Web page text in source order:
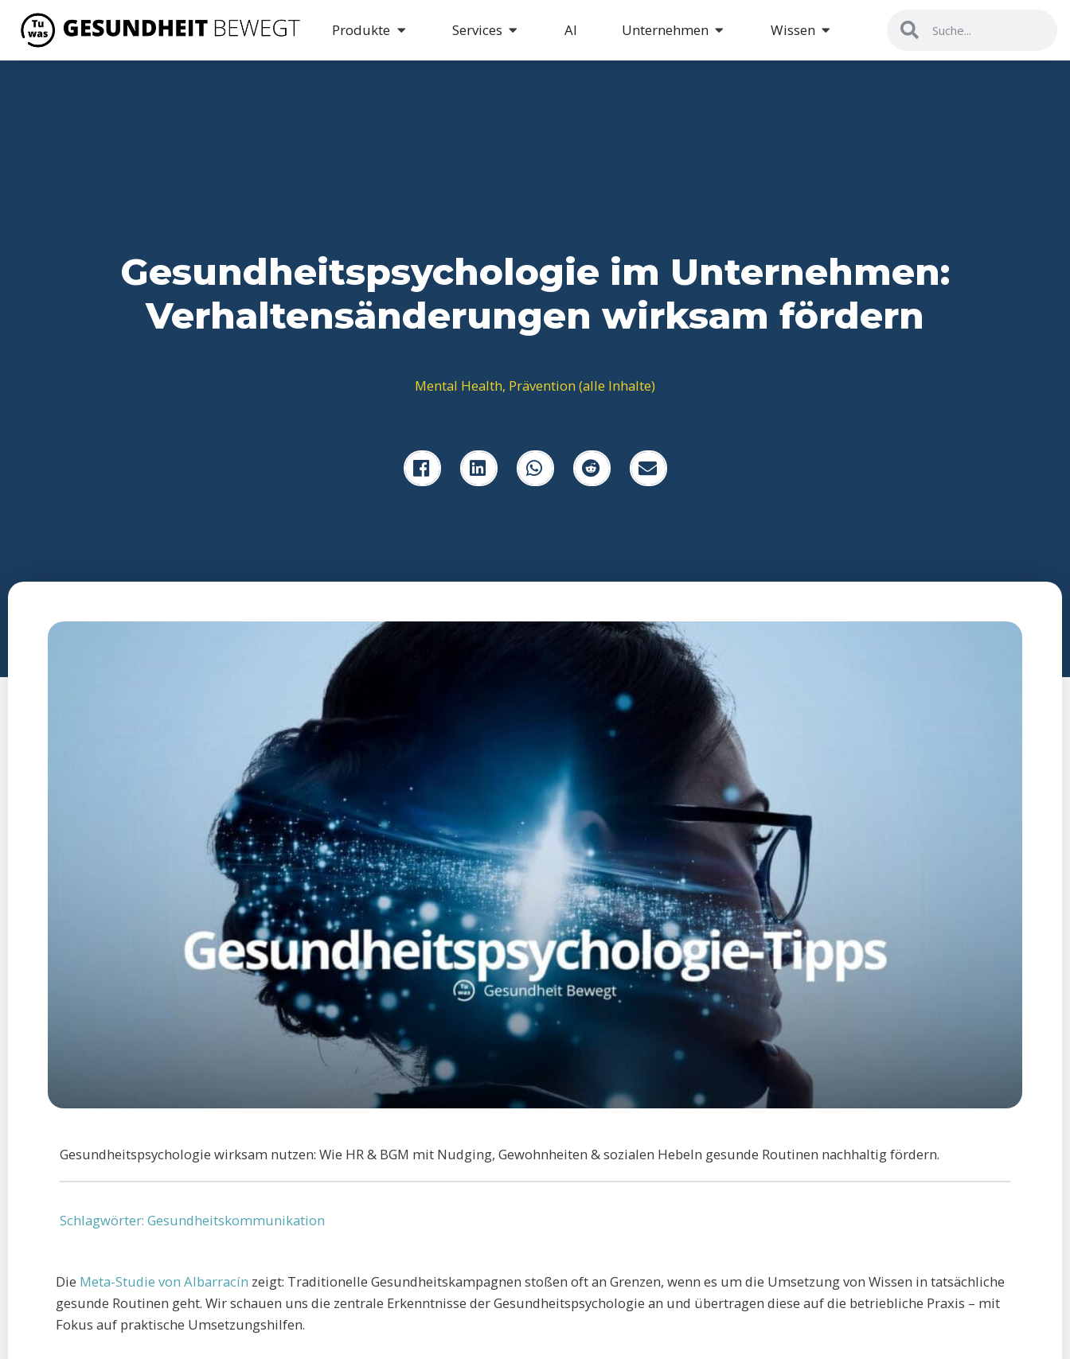
Produkte Services AI Unternehmen Wissen
Gesundheitspsychologie im Unternehmen:
Verhaltensänderungen wirksam fördern
Mental Health, Prävention (alle Inhalte)
Gesundheitspsychologie wirksam nutzen: Wie HR & BGM mit Nudging, Gewohnheiten & sozialen Hebeln gesunde Routinen nachhaltig fördern.
Schlagwörter: Gesundheitskommunikation
Die Meta-Studie von Albarracín zeigt: Traditionelle Gesundheitskampagnen stoßen oft an Grenzen, wenn es um die Umsetzung von Wissen in tatsächliche
gesunde Routinen geht. Wir schauen uns die zentrale Erkenntnisse der Gesundheitspsychologie an und übertragen diese auf die betriebliche Praxis – mit
Fokus auf praktische Umsetzungshilfen.